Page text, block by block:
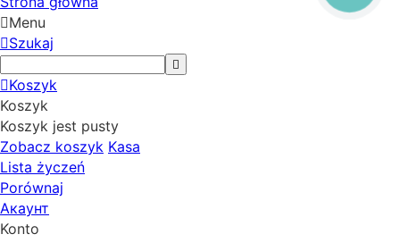
Menu
Szukaj
Koszyk
Koszyk
Koszyk jest pusty
Zobacz koszyk Kasa
Lista życzeń
Porównaj
Акаунт
Konto